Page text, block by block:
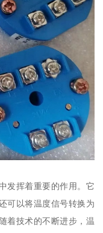
发挥着重要的作用。它
可以将温度信号转换为
着技术的不断进步，温